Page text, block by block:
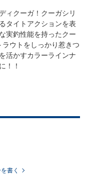
ィクーガ！クーガシリ
タイトアクションを表
実釣性能を持ったクー
ウトをしっかり惹きつ
活かすカラーラインナ
！！
書く